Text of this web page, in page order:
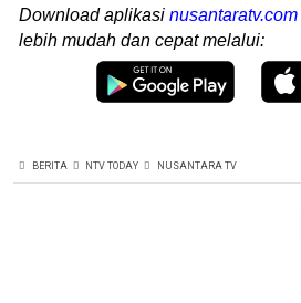
Download aplikasi nusantaratv.com
lebih mudah dan cepat melalui:
BERITA NTV TODAY NUSANTARA TV